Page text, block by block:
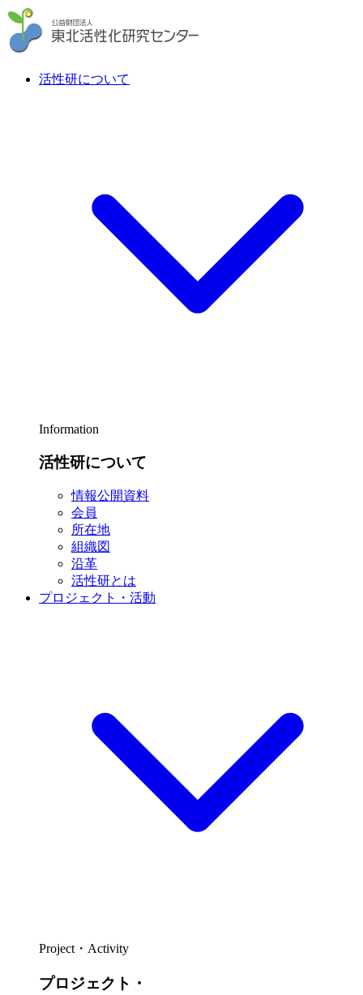
活性研について
Information
活性研について
情報公開資料
会員
所在地
組織図
沿革
活性研とは
プロジェクト・活動
Project・Activity
プロジェクト・